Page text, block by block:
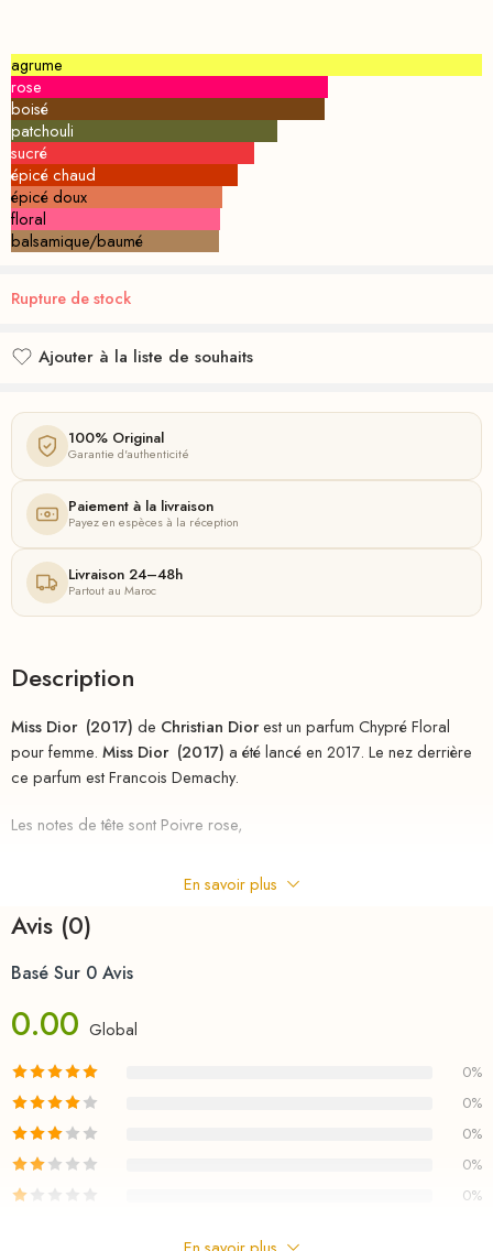
agrume
rose
boisé
patchouli
sucré
épicé chaud
épicé doux
floral
balsamique/baumé
Rupture de stock
Ajouter à la liste de souhaits
100% Original
Garantie d'authenticité
Paiement à la livraison
Payez en espèces à la réception
Livraison 24–48h
Partout au Maroc
Description
Miss Dior (2017) de Christian Diorest un parfum Chypré Floral
pour femme. Miss Dior (2017) a été lancé en 2017. Le nez derrière
ce parfum est Francois Demachy.
Les notes de tête sont Poivre rose,
Orange douce,
Mandarine,
Bergamote de Calabria et Citron;
les notes de coeur sont Rose de Grasse,
Rose de Damas et Feuille de jasmin;
les notes de fond sont Patchouli et Palissandre.
riha.ma Description
chez RIHA
la parfumerie en ligne en
En savoir plus
Avis (0)
Basé Sur 0 Avis
0.00 Global
0%
0%
0%
0%
0%